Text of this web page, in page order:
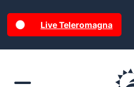
Live Teleromagna